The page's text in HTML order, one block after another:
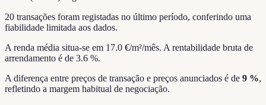
20 transações foram registadas no último período, conferindo uma
fiabilidade limitada aos dados.
A renda média situa-se em 17.0 €/m²/mês. A rentabilidade bruta de
arrendamento é de 3.6 %.
A diferença entre preços de transação e preços anunciados é de 9 %,
refletindo a margem habitual de negociação.